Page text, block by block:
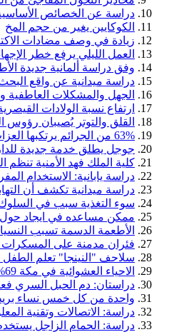
دراسة عن الخصائص
الكوكايين يغير من حجم المخ
زيادة في وصف مضادات
العمل الليلي يرفع خطر
وفق دراسة ألمانية جديدة
دراسة ميدانية عن واقع
الجهل والمشكلات العاطفية
ارتفاع نسبة الولادات
القلق والتوتر يُصيبان رؤوس
63% من الجرائم يرتكبها العزاب مقابل 34% للمتزوجين
جوجل يطلق خدمة جديدة
كلية الملك فهد الأمنية تنظم
دراسة يابانية: الاستخدام
دراسة ميدانية تكشف أن
سوء التغذية سبب في السلوك
ممكن مساعده في ايجاد حول
الأطعمة الدسمة تسبب
فئران مدمنة على
سلاحف "النينجا" تعلم الطفل
الاحياء العشوائية في مكة 69% من سكانها غير سعوديين و تعج بأمراض اجتماعية و بيئية
دراستان: دم الحبل السري
واحدة من كل خمس نساء
دراسة: الاتصالات وتقنية
دراسة: الحمام الزاجل